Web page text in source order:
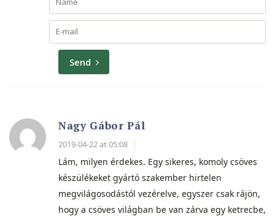
Send
Nagy Gábor Pál
2019-04-22 at 05:08
Lám, milyen érdekes. Egy sikeres, komoly csöves
készülékeket gyártó szakember hirtelen
megvilágosodástól vezérelve, egyszer csak rájön,
hogy a csöves világban be van zárva egy ketrecbe,